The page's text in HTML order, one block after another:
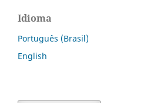
Idioma
Português (Brasil)
English